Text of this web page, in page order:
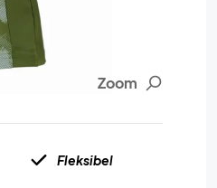
Zoom
Fleksibel